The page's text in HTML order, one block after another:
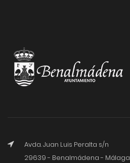
Avda. Juan Luis Peralta s/n
29639 - Benalmádena - Málaga